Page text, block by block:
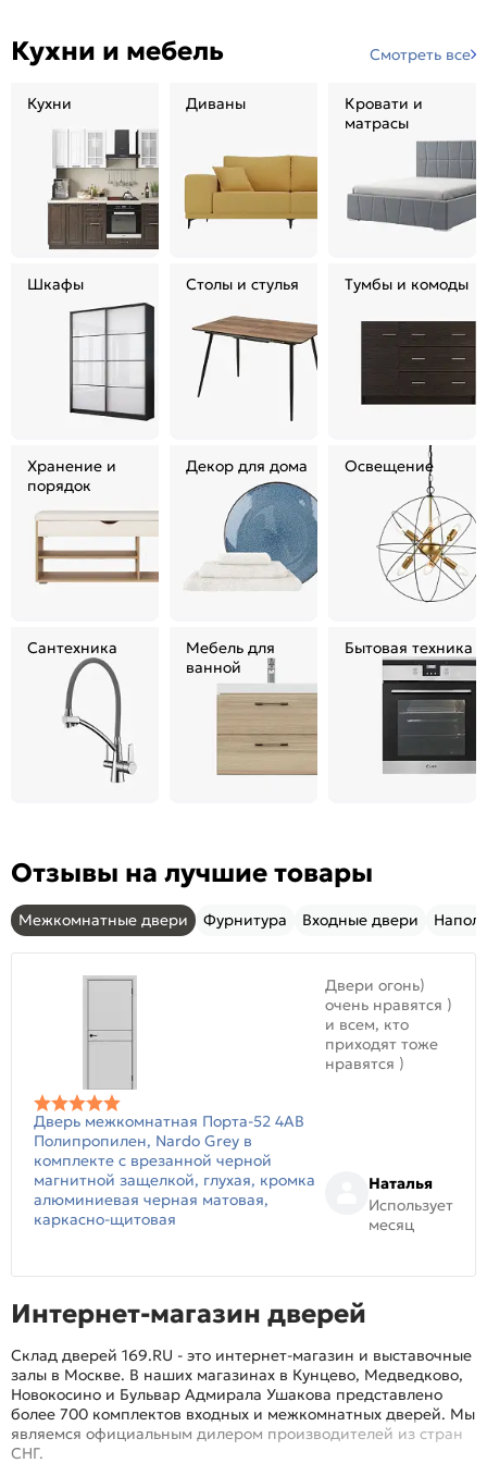
Кухни и мебель Смотреть все
Кухни Диваны
Кровати и
матрасы
Шкафы Столы и стулья Тумбы и комоды
Хранение и
порядок
Декор для дома Освещение
Сантехника
Мебель для
ванной
Бытовая техника
Отзывы на лучшие товары
Межкомнатные двери Фурнитура Входные двери
Дверь межкомнатная Порта-52 4AB
Полипропилен, Nardo Grey в
комплекте с врезанной черной
магнитной защелкой, глухая, кромка
алюминиевая черная матовая,
каркасно-щитовая
Двери огонь)
очень нравятся )
и всем, кто
приходят тоже
нравятся )
Наталья
Использует
месяц
Интернет-магазин дверей
Склад дверей 169.RU - это интернет-магазин и выставочные
залы в Москве. В наших магазинах в Кунцево, Медведково,
Новокосино и Бульвар Адмирала Ушакова представлено
более 700 комплектов входных и межкомнатных дверей. Мы
являемся официальным дилером производителей из стран
СНГ.